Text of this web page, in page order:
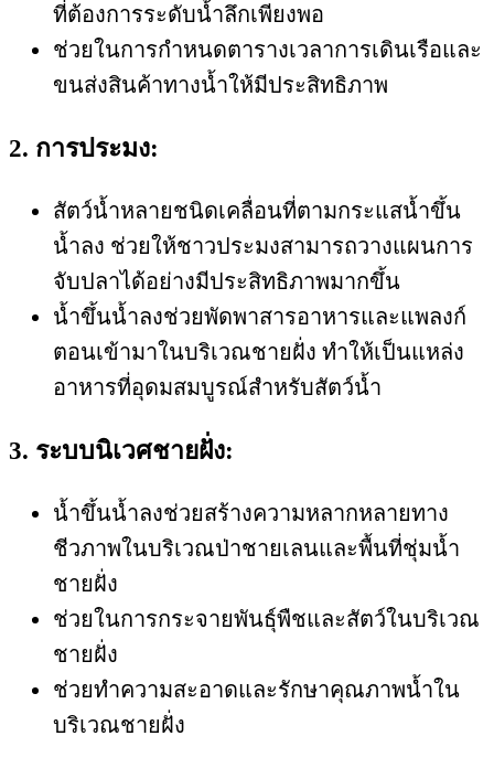
ที่ต้องการระดับน้ำลึกเพียงพอ
ช่วยในการกำหนดตารางเวลาการเดินเรือและ
ขนส่งสินค้าทางน้ำให้มีประสิทธิภาพ
2. การประมง:
สัตว์น้ำหลายชนิดเคลื่อนที่ตามกระแสน้ำขึ้น
น้ำลง ช่วยให้ชาวประมงสามารถวางแผนการ
จับปลาได้อย่างมีประสิทธิภาพมากขึ้น
น้ำขึ้นน้ำลงช่วยพัดพาสารอาหารและแพลงก์
ตอนเข้ามาในบริเวณชายฝั่ง ทำให้เป็นแหล่ง
อาหารที่อุดมสมบูรณ์สำหรับสัตว์น้ำ
3. ระบบนิเวศชายฝั่ง:
น้ำขึ้นน้ำลงช่วยสร้างความหลากหลายทาง
ชีวภาพในบริเวณป่าชายเลนและพื้นที่ชุ่มน้ำ
ชายฝั่ง
ช่วยในการกระจายพันธุ์พืชและสัตว์ในบริเวณ
ชายฝั่ง
ช่วยทำความสะอาดและรักษาคุณภาพน้ำใน
บริเวณชายฝั่ง